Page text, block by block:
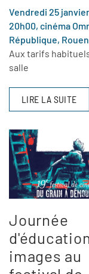
Vendredi 25
20h00, cinéma
République,
Aux tarifs
salle
LIRE LA SUITE
Journée
images au